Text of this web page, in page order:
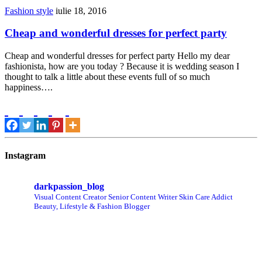
Fashion style iulie 18, 2016
Cheap and wonderful dresses for perfect party
Cheap and wonderful dresses for perfect party Hello my dear
fashionista, how are you today ? Because it is wedding season I
thought to talk a little about these events full of so much
happiness….
Instagram
darkpassion_blog
Visual Content CreatorSenior Content WriterSkin Care Addict
Beauty, Lifestyle & Fashion Blogger